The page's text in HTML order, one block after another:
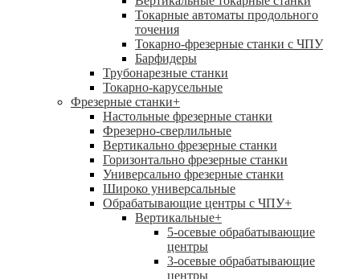
Токарные автоматы продольного
точения
Токарно-фрезерные станки с ЧПУ
Барфидеры
Трубонарезные станки
Токарно-карусельные
Фрезерные станки+
Настольные фрезерные станки
Фрезерно-сверлильные
Вертикально фрезерные станки
Горизонтально фрезерные станки
Универсально фрезерные станки
Широко универсальные
Обрабатывающие центры с ЧПУ+
Вертикальные+
5-осевые обрабатывающие
центры
3-осевые обрабатывающие
центры